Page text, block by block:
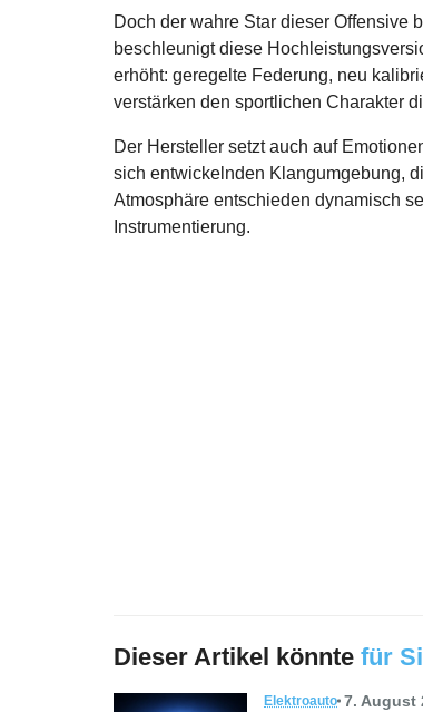
Doch der wahre Star dieser Offensive
beschleunigt diese
erhöht: geregelte Federung, neu
verstärken den sportlichen Charakter
Der Hersteller setzt auch auf
sich entwickelnden Klangumgebung,
Atmosphäre entschieden dynamisch
Instrumentierung.
Dieser Artikel könnte für
Elektroauto 7. August